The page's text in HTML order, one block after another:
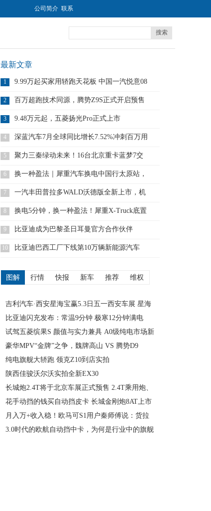
公司简介 联系
搜索
最新文章
1 9.99万起买家用轿跑天花板 中国一汽悦意08
2 百万超跑技术同源，腾势Z9S正式开启预售
3 9.48万元起，五菱扬光Pro正式上市
4
深蓝汽车7月全球同比增长7.52%冲刺百万用
户
5
聚力三秦绿动未来！16台北京重卡蓝梦7交
付 赋
6
换一种盈法｜犀重汽车换电中国行太原站，
打造底置
7
一汽丰田普拉多WALD沃德版全新上市，机
甲风格
8 换电5分钟，换一种盈法！犀重X-Truck底置
9 比亚迪成为巴黎圣日耳曼官方合作伙伴
10 比亚迪巴西工厂下线第10万辆新能源汽车
图解 行情 快报 新车 推荐 维权
吉利汽车·西安星海宝赢5.3日五一西安车展 星海
宝赢分会场
比亚迪闪充发布：常温9分钟 极寒12分钟满电
试驾五菱缤果S 颜值与实力兼具 A0级纯电市场新
标杆
豪华MPV“金牌”之争，魏牌高山 VS 腾势D9
纯电旗舰大轿跑 领克Z10到店实拍
陕西佳骏沃尔沃实拍全新EX30
长城炮2.4T将于北京车展正式预售 2.4T乘用炮、
商用炮齐亮剑
花手动挡的钱买自动挡皮卡 长城金刚炮8AT上市
售价9.98万元
月入万+收入稳！欧马可S1用户秦师傅说：货拉
拉首选 挣钱轻松自由
3.0时代的欧航自动挡中卡，为何是行业中的旗舰